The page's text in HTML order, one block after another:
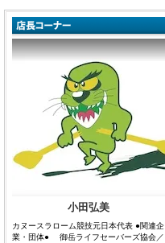
小田弘美
カヌースラローム競技元日本代表 ●関連企
業・団体● 御岳ライフセーバーズ協会／